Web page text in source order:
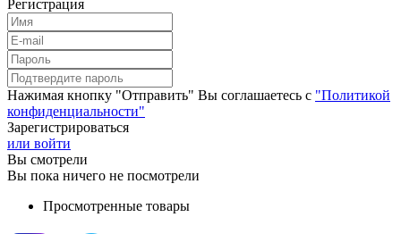
Регистрация
Нажимая кнопку "Отправить" Вы соглашаетесь с "Политикой
конфиденциальности"
Зарегистрироваться
или войти
Вы смотрели
Вы пока ничего не посмотрели
Просмотренные товары